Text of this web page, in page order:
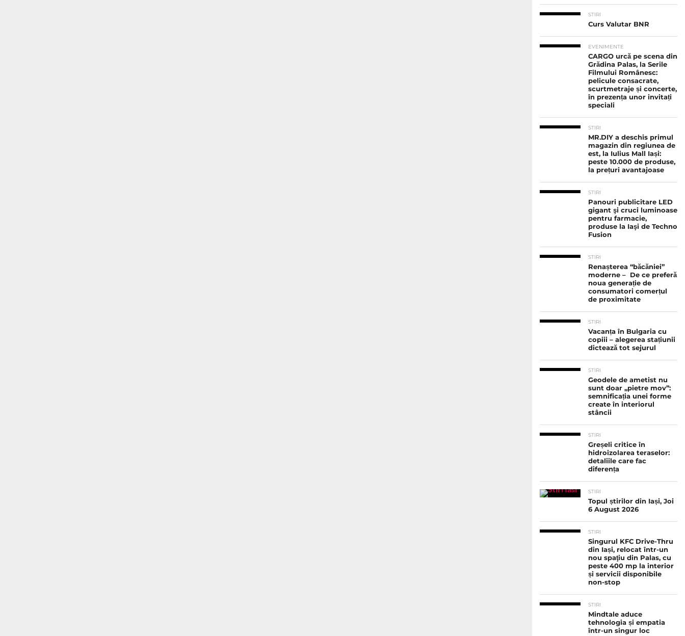
STIRI
Curs Valutar BNR
EVENIMENTE
CARGO urcă pe scena din
Grădina Palas, la Serile
Filmului Românesc:
pelicule consacrate,
scurtmetraje și concerte,
în prezența unor invitați
speciali
STIRI
MR.DIY a deschis primul
magazin din regiunea de
est, la Iulius Mall Iași:
peste 10.000 de produse,
la prețuri avantajoase
STIRI
Panouri publicitare LED
gigant şi cruci luminoase
pentru farmacie,
produse la Iaşi de Techno
Fusion
STIRI
Renașterea “băcăniei”
moderne – De ce preferă
noua generație de
consumatori comerțul
de proximitate
STIRI
Vacanța în Bulgaria cu
copiii – alegerea stațiunii
dictează tot sejurul
STIRI
Geodele de ametist nu
sunt doar „pietre mov”:
semnificația unei forme
create în interiorul
stâncii
STIRI
Greșeli critice în
hidroizolarea teraselor:
detaliile care fac
diferența
STIRI
Topul știrilor din Iași, Joi
6 August 2026
STIRI
Singurul KFC Drive-Thru
din Iași, relocat într-un
nou spaţiu din Palas, cu
peste 400 mp la interior
și servicii disponibile
non-stop
STIRI
Mindtale aduce
tehnologia și empatia
într-un singur loc